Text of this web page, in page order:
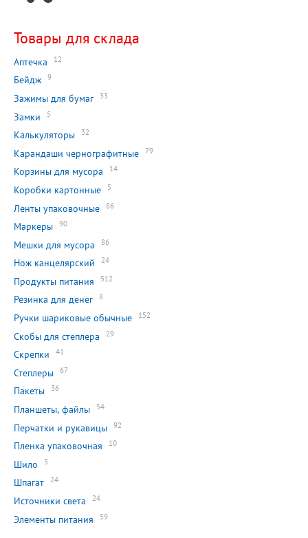
Товары для склада
Аптечка 12
Бейдж 9
Зажимы для бумаг 33
Замки 5
Калькуляторы 32
Карандаши чернографитные 79
Корзины для мусора 14
Коробки картонные 5
Ленты упаковочные 86
Маркеры 90
Мешки для мусора 86
Нож канцелярский 24
Продукты питания 512
Резинка для денег 8
Ручки шариковые обычные 152
Скобы для степлера 29
Скрепки 41
Степлеры 67
Пакеты 36
Планшеты, файлы 54
Перчатки и рукавицы 92
Пленка упаковочная 10
Шило 5
Шпагат 24
Источники света 24
Элементы питания 59